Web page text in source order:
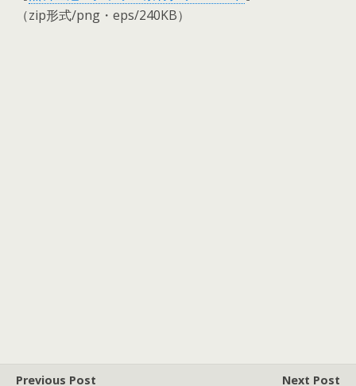
（zip形式/png・eps/240KB）
Previous Post Next Post